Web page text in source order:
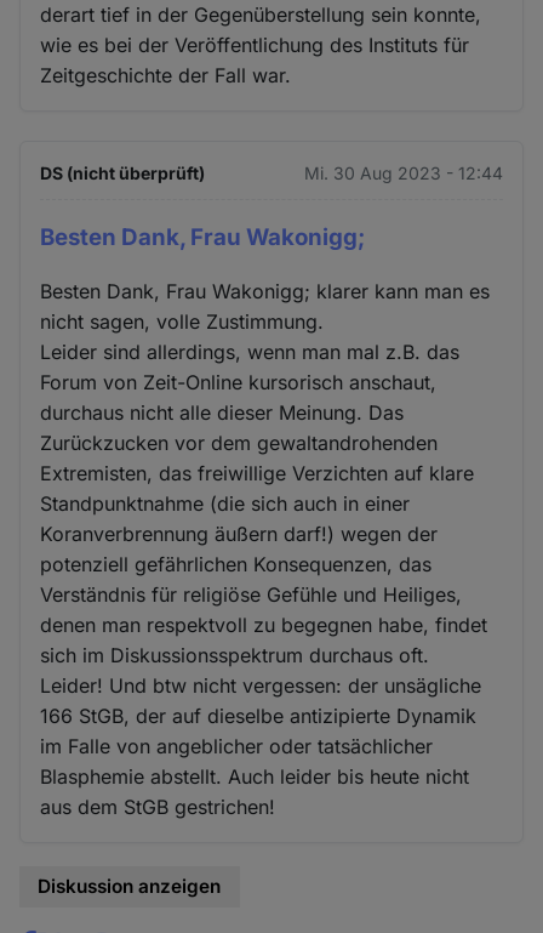
derart tief in der Gegenüberstellung sein konnte,
wie es bei der Veröffentlichung des Instituts für
Zeitgeschichte der Fall war.
DS (nicht überprüft) Mi. 30 Aug 2023 - 12:44
Besten Dank, Frau Wakonigg;
Besten Dank, Frau Wakonigg; klarer kann man es
nicht sagen, volle Zustimmung.
Leider sind allerdings, wenn man mal z.B. das
Forum von Zeit-Online kursorisch anschaut,
durchaus nicht alle dieser Meinung. Das
Zurückzucken vor dem gewaltandrohenden
Extremisten, das freiwillige Verzichten auf klare
Standpunktnahme (die sich auch in einer
Koranverbrennung äußern darf!) wegen der
potenziell gefährlichen Konsequenzen, das
Verständnis für religiöse Gefühle und Heiliges,
denen man respektvoll zu begegnen habe, findet
sich im Diskussionsspektrum durchaus oft.
Leider! Und btw nicht vergessen: der unsägliche
166 StGB, der auf dieselbe antizipierte Dynamik
im Falle von angeblicher oder tatsächlicher
Blasphemie abstellt. Auch leider bis heute nicht
aus dem StGB gestrichen!
Diskussion anzeigen